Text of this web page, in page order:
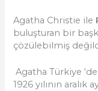
Agatha Christie ile
buluşturan bir
çözülebilmiş
Agatha Türkiye ‘de
1926 yılının